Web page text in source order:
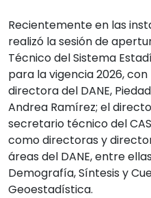
Recientemente en las
realizó la sesión de
Técnico del Sistema
para la vigencia 2026,
directora del DANE,
Andrea Ramírez; el
secretario técnico del
como directoras y
áreas del DANE, entre
Demografía, Síntesis y
Geoestadística.